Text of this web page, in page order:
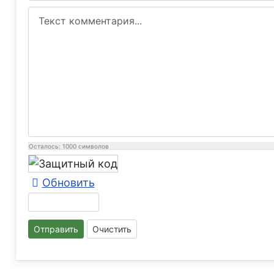
Осталось: 1000 символов
Обновить
Отправить Очистить